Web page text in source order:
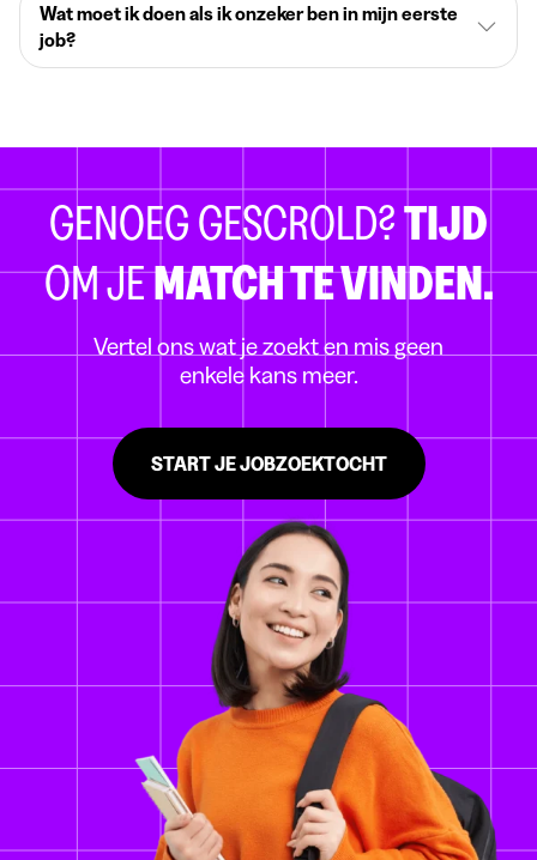
Wat moet ik doen als ik onzeker ben in mijn eerste
job?
GENOEG GESCROLD?TIJD
OM JEMATCH TE VINDEN.
Vertel ons wat je zoekt en mis geen
enkele kans meer.
START JE JOBZOEKTOCHT